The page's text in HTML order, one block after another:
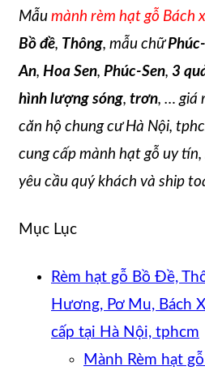
Mẫu mành rèm hạt gỗ Bách
Bồ đề, Thông, mẫu chữ
An, Hoa Sen, Phúc-Sen, 3
hình lượng sóng, trơn, … giá
căn hộ chung cư Hà Nội,
cung cấp mành hạt gỗ uy
yêu cầu quý khách và ship
Mục Lục
Rèm hạt gỗ Bồ Đề,
Hương, Pơ Mu, Bách
cấp tại Hà Nội, tphcm
Mành Rèm hạt